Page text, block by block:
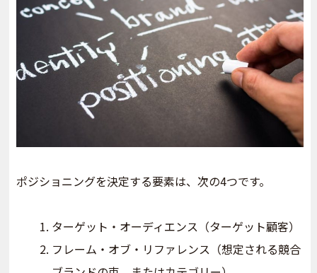
ポジショニングを決定する要素は、次の4つです。
ターゲット・オーディエンス（ターゲット顧客）
フレーム・オブ・リファレンス（想定される競合